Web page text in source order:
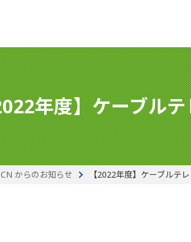
年度】ケーブル
からのお知らせ 【2022年度】ケーブルテ